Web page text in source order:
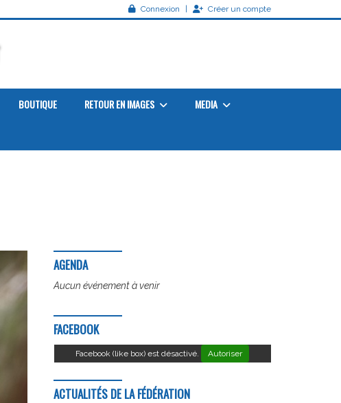
Connexion Créer un compte
BOUTIQUE RETOUR EN IMAGES MEDIA
AGENDA
Aucun événement à venir
FACEBOOK
Facebook (like box) est désactivé. Autoriser
ACTUALITÉS DE LA FÉDÉRATION